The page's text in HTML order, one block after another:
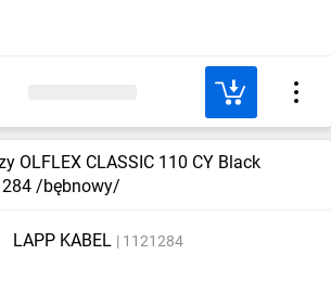
OLFLEX CLASSIC 110 CY Black
/bębnowy/
LAPP KABEL 1121284